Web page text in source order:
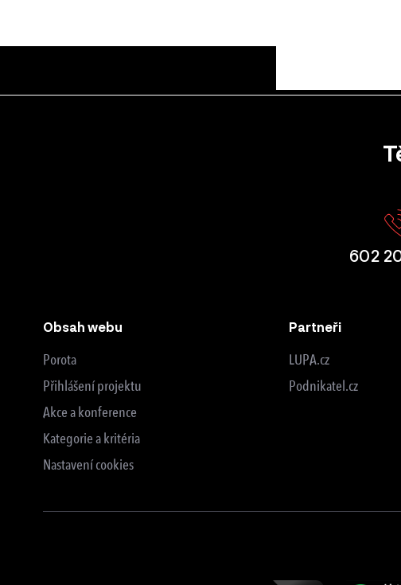
602
Obsah webu
Porota
Přihlášení projektu
Akce a konference
Kategorie a kritéria
Nastavení cookies
Partneři
LUPA.cz
Podnikatel.cz